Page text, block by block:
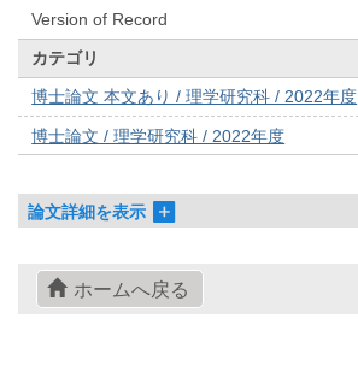
Version of Record
カテゴリ
博士論文 本文あり / 理学研究科 / 2022年度
博士論文 / 理学研究科 / 2022年度
論文詳細を表示
ホームへ戻る